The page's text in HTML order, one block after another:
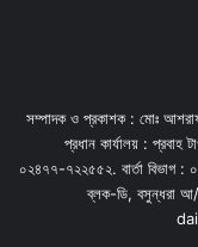
সম্পাদক ও প্রকাশক : মোঃ
প্রধান কার্যালয় : প্রবাহ
০২৪৭৭-৭২২৫৫২. বার্তা
ব্লক-ডি, বসুন্ধরা